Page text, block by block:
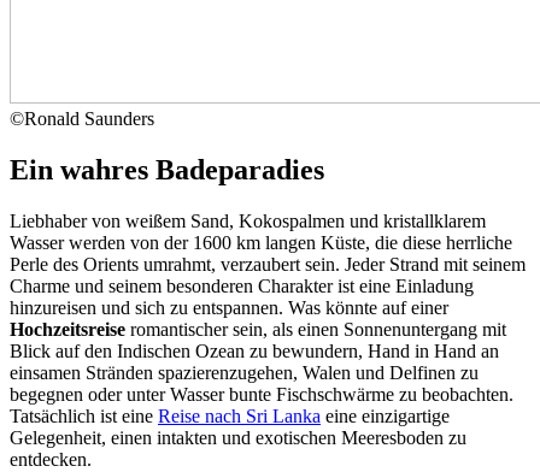
©Ronald Saunders
Ein wahres Badeparadies
Liebhaber von weißem Sand, Kokospalmen und kristallklarem
Wasser werden von der 1600 km langen Küste, die diese herrliche
Perle des Orients umrahmt, verzaubert sein. Jeder Strand mit seinem
Charme und seinem besonderen Charakter ist eine Einladung
hinzureisen und sich zu entspannen. Was könnte auf einer
Hochzeitsreise romantischer sein, als einen Sonnenuntergang mit
Blick auf den Indischen Ozean zu bewundern, Hand in Hand an
einsamen Stränden spazierenzugehen, Walen und Delfinen zu
begegnen oder unter Wasser bunte Fischschwärme zu beobachten.
Tatsächlich ist eine Reise nach Sri Lanka eine einzigartige
Gelegenheit, einen intakten und exotischen Meeresboden zu
entdecken.